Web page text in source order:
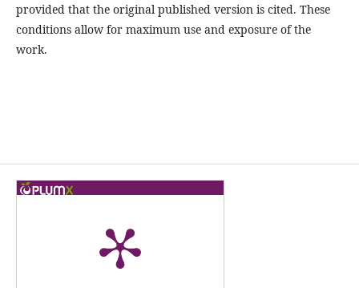
provided that the original published version is cited. These
conditions allow for maximum use and exposure of the
work.